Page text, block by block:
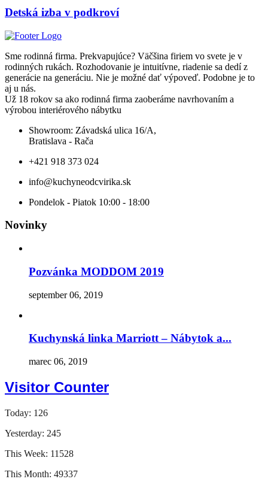
Detská izba v podkroví
Sme rodinná firma. Prekvapujúce? Väčšina firiem vo svete je v
rodinných rukách. Rozhodovanie je intuitívne, riadenie sa dedí z
generácie na generáciu. Nie je možné dať výpoveď. Podobne je to
aj u nás.
Už 18 rokov sa ako rodinná firma zaoberáme navrhovaním a
výrobou interiérového nábytku
Showroom: Závadská ulica 16/A,
Bratislava - Rača
+421 918 373 024
info@kuchyneodcvirika.sk
Pondelok - Piatok 10:00 - 18:00
Novinky
Pozvánka MODDOM 2019
september 06, 2019
Kuchynská linka Marriott – Nábytok a...
marec 06, 2019
Visitor Counter
Today: 126
Yesterday: 245
This Week: 11528
This Month: 49337